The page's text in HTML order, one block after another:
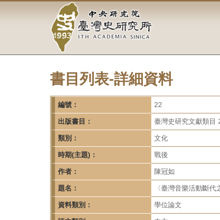
容
中
央
研
究
院-
臺
灣
史
研
究
所-
書目列表-詳細資料
編號： 22
出版書目： 臺灣史研究文獻類目
類別： 文化
時期(主題)： 戰後
作者： 陳冠如
題名： 〈臺灣音樂活動斷
資料類別： 學位論文